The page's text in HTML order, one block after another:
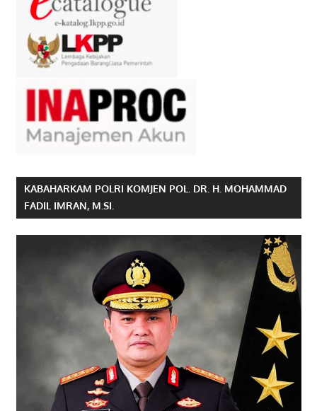
KABAHARKAM POLRI KOMJEN POL. DR. H. MOHAMMAD
FADIL IMRAN, M.SI.